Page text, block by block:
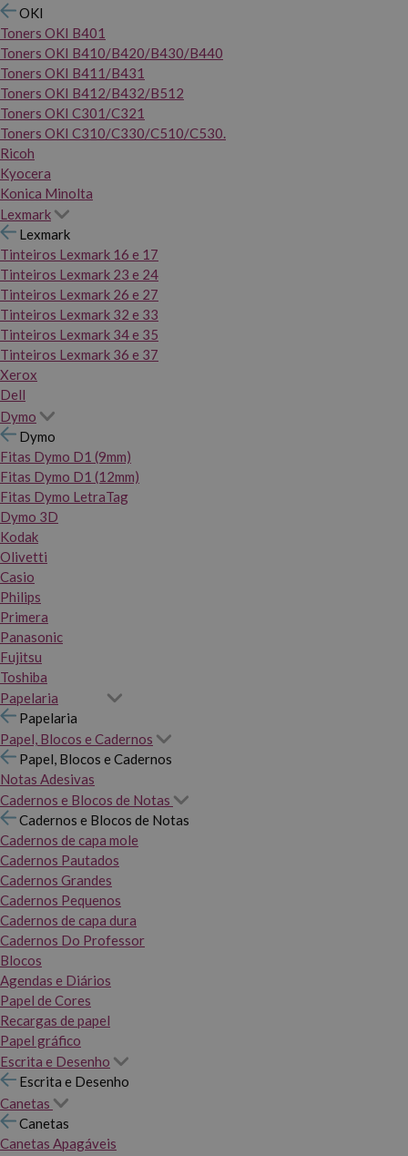
OKI
Toners OKI B401
Toners OKI B410/B420/B430/B440
Toners OKI B411/B431
Toners OKI B412/B432/B512
Toners OKI C301/C321
Toners OKI C310/C330/C510/C530.
Ricoh
Kyocera
Konica Minolta
Lexmark
Lexmark
Tinteiros Lexmark 16 e 17
Tinteiros Lexmark 23 e 24
Tinteiros Lexmark 26 e 27
Tinteiros Lexmark 32 e 33
Tinteiros Lexmark 34 e 35
Tinteiros Lexmark 36 e 37
Xerox
Dell
Dymo
Dymo
Fitas Dymo D1 (9mm)
Fitas Dymo D1 (12mm)
Fitas Dymo LetraTag
Dymo 3D
Kodak
Olivetti
Casio
Philips
Primera
Panasonic
Fujitsu
Toshiba
Papelaria
Papelaria
Papel, Blocos e Cadernos
Papel, Blocos e Cadernos
Notas Adesivas
Cadernos e Blocos de Notas
Cadernos e Blocos de Notas
Cadernos de capa mole
Cadernos Pautados
Cadernos Grandes
Cadernos Pequenos
Cadernos de capa dura
Cadernos Do Professor
Blocos
Agendas e Diários
Papel de Cores
Recargas de papel
Papel gráfico
Escrita e Desenho
Escrita e Desenho
Canetas
Canetas
Canetas Apagáveis